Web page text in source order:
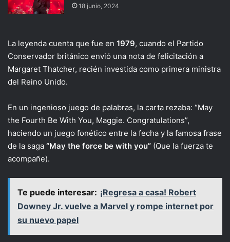
18 junio, 2024
La leyenda cuenta que fue en 1979, cuando el Partido
Conservador británico envió una nota de felicitación a
Margaret Thatcher, recién investida como primera ministra
del Reino Unido.
En un ingenioso juego de palabras, la carta rezaba: “May
the Fourth Be With You, Maggie. Congratulations”,
haciendo un juego fonético entre la fecha y la famosa frase
de la saga “May the force be with you” (Que la fuerza te
acompañe).
Te puede interesar: ¡Regresa a casa! Robert
Downey Jr. vuelve a Marvel y rompe internet por
su nuevo papel